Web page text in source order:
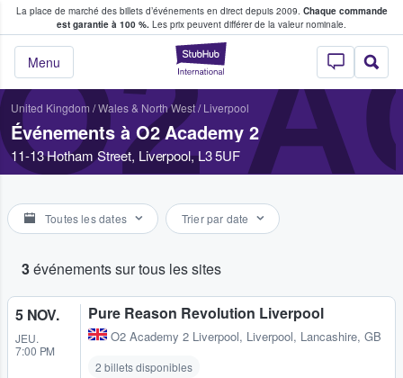
La place de marché des billets d’événements en direct depuis 2009. Chaque commande
est garantie à 100 %. Les prix peuvent différer de la valeur nominale.
StubHub - Où
Menu
fans achètent et vendent des billets
United Kingdom /Wales & North West/ Liverpool
Événements à O2 Academy 2
11-13 Hotham Street, Liverpool, L3 5UF
Toutes les dates Trier par date
3événements sur tous les sites
5 NOV.
JEU.
7:00 PM
Pure Reason Revolution Liverpool
O2 Academy 2 Liverpool, Liverpool, Lancashire, GB
2 billets disponibles